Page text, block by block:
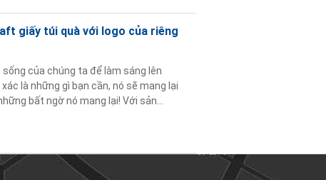
giấy túi quà với logo của riêng
của chúng ta để làm sáng lên
là những gì bạn cần, nó sẽ mang lại
bất ngờ nó mang lại! Với sản